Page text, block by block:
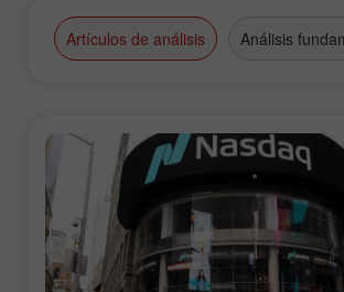
Artículos de análisis Análisis